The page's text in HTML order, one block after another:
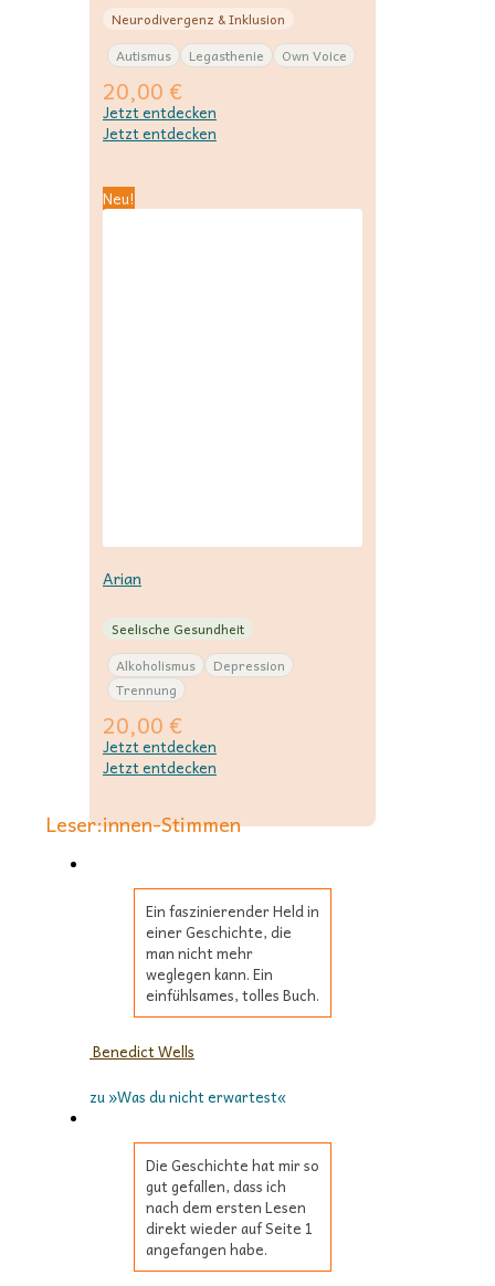
Neurodivergenz & Inklusion
Autismus
Legasthenie Own Voice
20,00€
Jetzt entdecken
Jetzt entdecken
Neu!
Arian
Seelische Gesundheit
Alkoholismus
Depression
Trennung
20,00€
Jetzt entdecken
Jetzt entdecken
Leser:innen-Stimmen
Ein faszinierender Held in
einer Geschichte, die
man nicht mehr
weglegen kann. Ein
einfühlsames, tolles Buch.
Benedict Wells
zu »Was du nicht erwartest«
Die Geschichte hat mir so
gut gefallen, dass ich
nach dem ersten Lesen
direkt wieder auf Seite 1
angefangen habe.